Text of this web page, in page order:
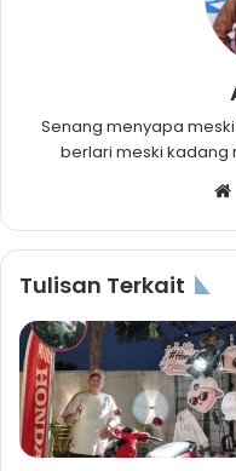
Senang menyapa
berlari meski kadang
Tulisan Terkait